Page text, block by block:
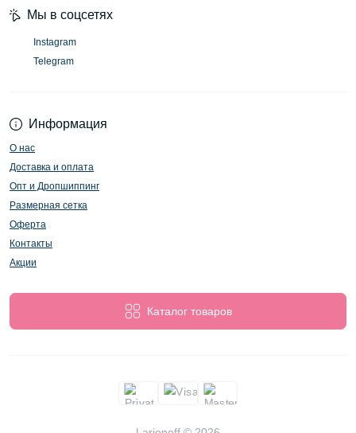
Информация
О нас
Доставка и оплата
Опт и Дропшиппинг
Размерная сетка
Оферта
Контакты
Акции
Каталог товаров
Мы в соцсетях
Instagram
Telegram